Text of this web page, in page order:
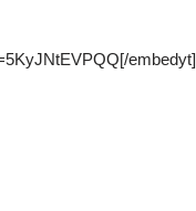
embedyt]